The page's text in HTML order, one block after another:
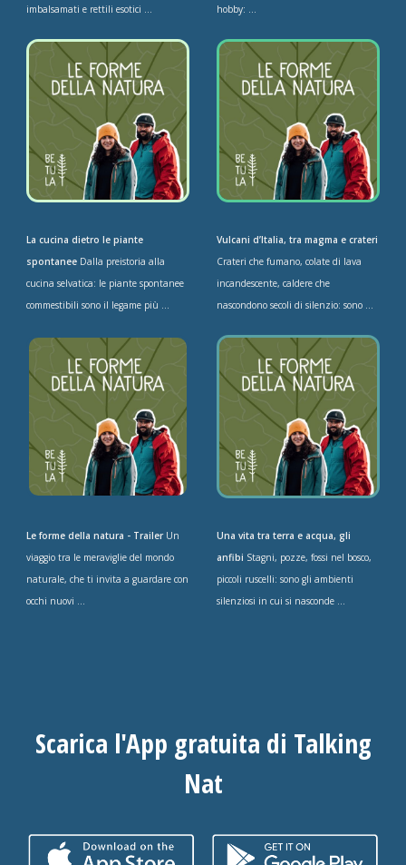
imbalsamati e rettili esotici ...
hobby: ...
La cucina dietro le piante
spontanee Dalla preistoria alla
cucina selvatica: le piante spontanee
commestibili sono il legame più ...
Vulcani d’Italia, tra magma e crateri
Crateri che fumano, colate di lava
incandescente, caldere che
nascondono secoli di silenzio: sono ...
Le forme della natura - TrailerUn
viaggio tra le meraviglie del mondo
naturale, che ti invita a guardare con
occhi nuovi ...
Una vita tra terra e acqua, gli
anfibi Stagni, pozze, fossi nel bosco,
piccoli ruscelli: sono gli ambienti
silenziosi in cui si nasconde ...
Scarica l'App gratuita di Talking
Nat